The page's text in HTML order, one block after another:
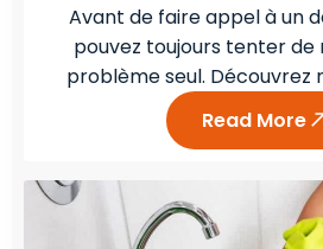
Avant de faire appel à un
pouvez toujours tenter
problème seul. Découvrez
Read More